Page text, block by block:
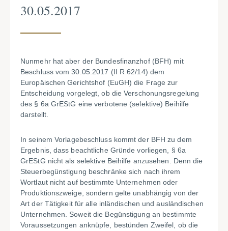
30.05.2017
Nunmehr hat aber der Bundesfinanzhof (BFH) mit
Beschluss vom 30.05.2017 (II R 62/14) dem
Europäischen Gerichtshof (EuGH) die Frage zur
Entscheidung vorge­legt, ob die Verschonungsregelung
des § 6a GrEStG eine verbotene (selektive) Beihilfe
darstellt.
In seinem Vorlagebeschluss kommt der BFH zu dem
Ergebnis, dass beachtliche Gründe vorliegen, § 6a
GrEStG nicht als selektive Beihilfe anzusehen. Denn die
Steuerbegünstigung beschränke sich nach ihrem
Wortlaut nicht auf bestimmte Unternehmen oder
Produktionszweige, sondern gelte unabhängig von der
Art der Tätigkeit für alle inländischen und ausländischen
Unternehmen. Soweit die Begünstigung an bestimmte
Voraussetzungen anknüpfe, bestünden Zweifel, ob die